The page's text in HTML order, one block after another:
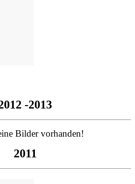
-2013
Bilder vorhanden!
2011